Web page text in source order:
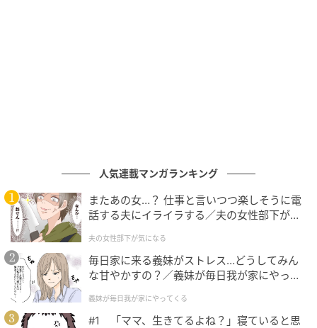
た言葉は、本当にありがたいものでした。
あの日、声を上げてくれたBさんには、今でも感謝して
います。同時に、自分の曖昧な態度が、結果的にAさん
の図々しさを後押ししてしまっていたのかもしれな
い、とも思いました。あの一件があってから、誰かか
らの無理なお願いには「ごめん、今日は難しい」と素
直に伝えるようになりました。無理をしないことが大
切だと痛感した出来事です。
人気連載マンガランキング
またあの女…？ 仕事と言いつつ楽しそうに電
話する夫にイライラする／夫の女性部下が気
夫の女性部下が気になる
毎日家に来る義妹がストレス…どうしてみん
な甘やかすの？／義妹が毎日我が家にやって
が】
義妹が毎日我が家にやってくる
#1 「ママ、生きてるよね？」寝ていると思